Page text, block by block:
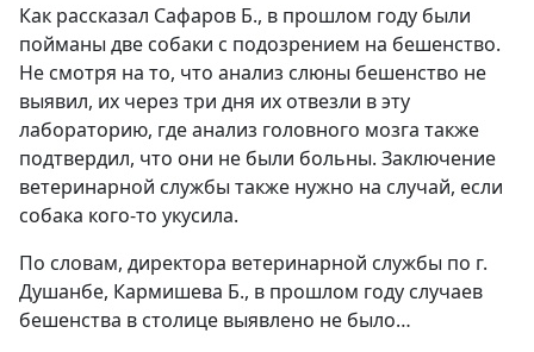
Как рассказал Сафаров Б., в прошлом году были
пойманы две собаки с подозрением на бешенство.
Не смотря на то, что анализ слюны бешенство не
выявил, их через три дня их отвезли в эту
лабораторию, где анализ головного мозга также
подтвердил, что они не были больны. Заключение
ветеринарной службы также нужно на случай, если
собака кого-то укусила.
По словам, директора ветеринарной службы по г.
Душанбе, Кармишева Б., в прошлом году случаев
бешенства в столице выявлено не было…